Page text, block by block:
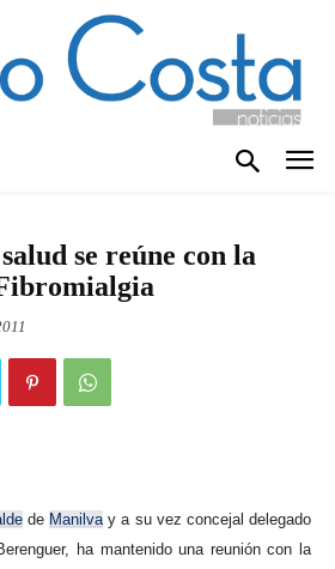
se reúne con la
de Manilvay a su vez concejal delegado
ha mantenido una reunión con la